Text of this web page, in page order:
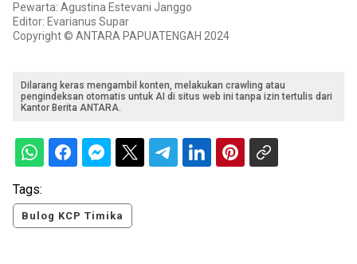
Pewarta: Agustina Estevani Janggo
Editor: Evarianus Supar
Copyright © ANTARA PAPUATENGAH 2024
Dilarang keras mengambil konten, melakukan crawling atau
pengindeksan otomatis untuk AI di situs web ini tanpa izin tertulis dari
Kantor Berita ANTARA.
Tags:
Bulog KCP Timika